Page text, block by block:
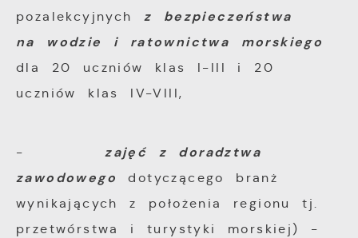
pozalekcyjnych z bezpieczeństwa
na wodzie i ratownictwa morskiego
dla 20 uczniów klas I-III i 20
uczniów klas IV-VIII,
-zajęć z doradztwa
zawodowego
dotyczącego branż
wynikających z położenia regionu tj.
przetwórstwa i turystyki morskiej) -